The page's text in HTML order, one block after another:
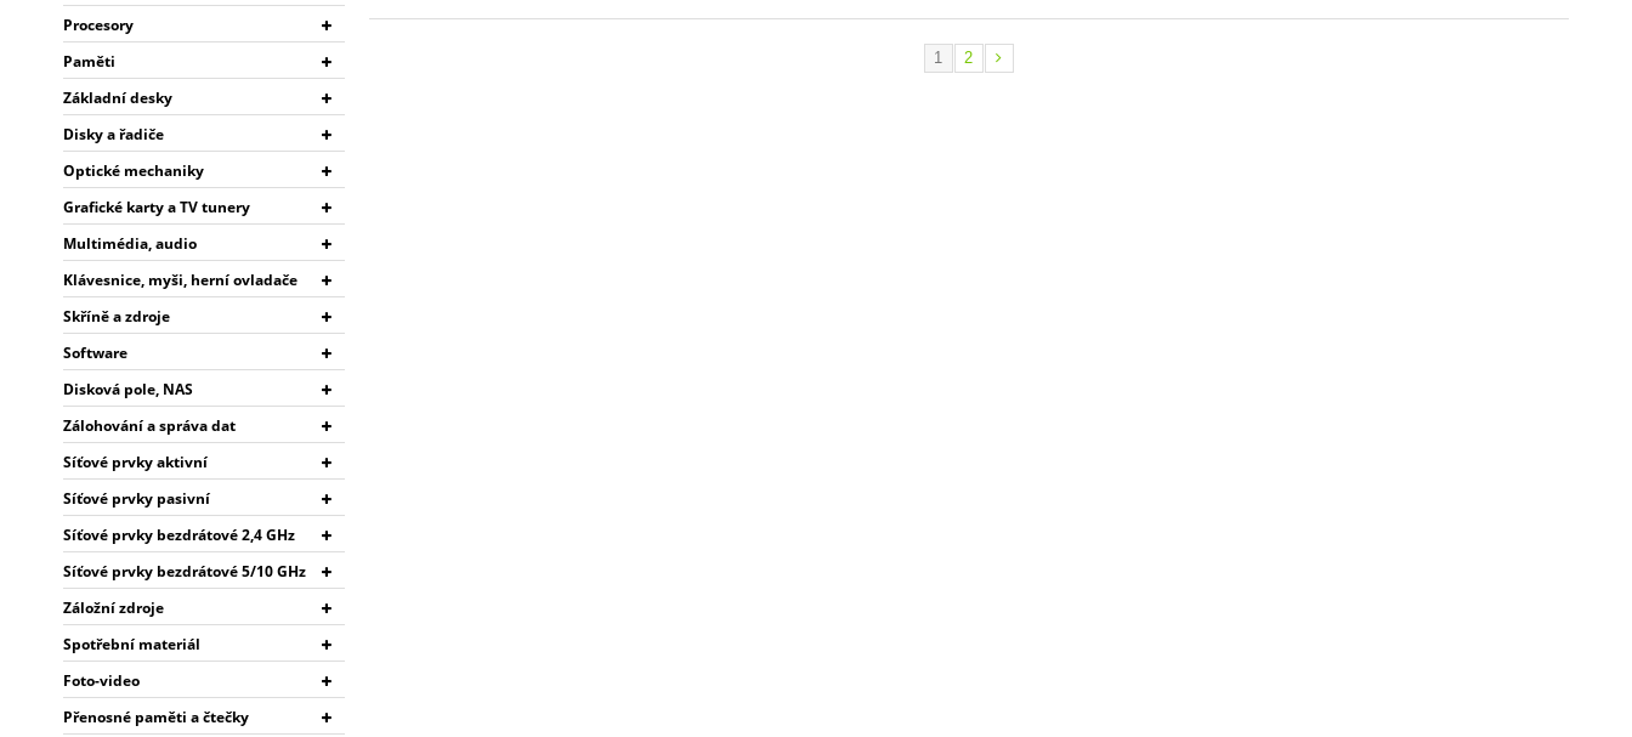
1 2
Procesory
Paměti
Základní desky
Disky a řadiče
Optické mechaniky
Grafické karty a TV tunery
Multimédia, audio
Klávesnice, myši, herní ovladače
Skříně a zdroje
Software
Disková pole, NAS
Zálohování a správa dat
Síťové prvky aktivní
Síťové prvky pasivní
Síťové prvky bezdrátové 2,4 GHz
Síťové prvky bezdrátové 5/10 GHz
Záložní zdroje
Spotřební materiál
Foto-video
Přenosné paměti a čtečky